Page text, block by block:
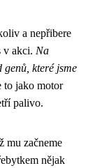
a nepřibere
v akci. Na
které jsme
to jako motor
palivo.
mu začneme
nějak